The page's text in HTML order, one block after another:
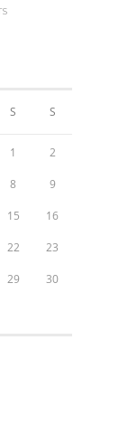
S S
1 2
8 9
15 16
22 23
29 30